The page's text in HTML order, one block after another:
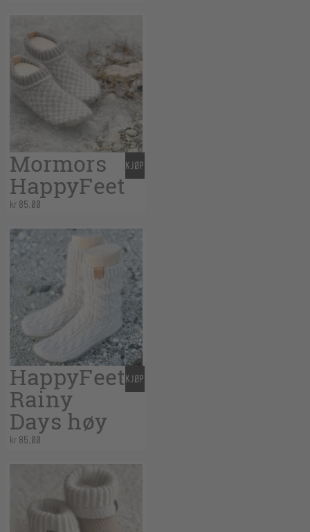
Mormors
HappyFeet
kr85,00
KJØP
HappyFeet
Rainy
Days høy
kr85,00
KJØP